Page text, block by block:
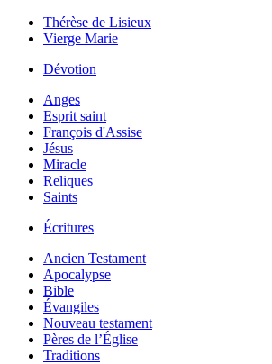
Thérèse de Lisieux
Vierge Marie
Dévotion
Anges
Esprit saint
François d'Assise
Jésus
Miracle
Reliques
Saints
Écritures
Ancien Testament
Apocalypse
Bible
Évangiles
Nouveau testament
Pères de l’Église
Traditions